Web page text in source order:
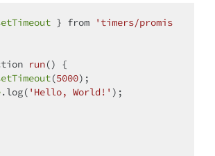
} from
'timers/promis
run() {
(5000);
.log( 'Hello, World!' );